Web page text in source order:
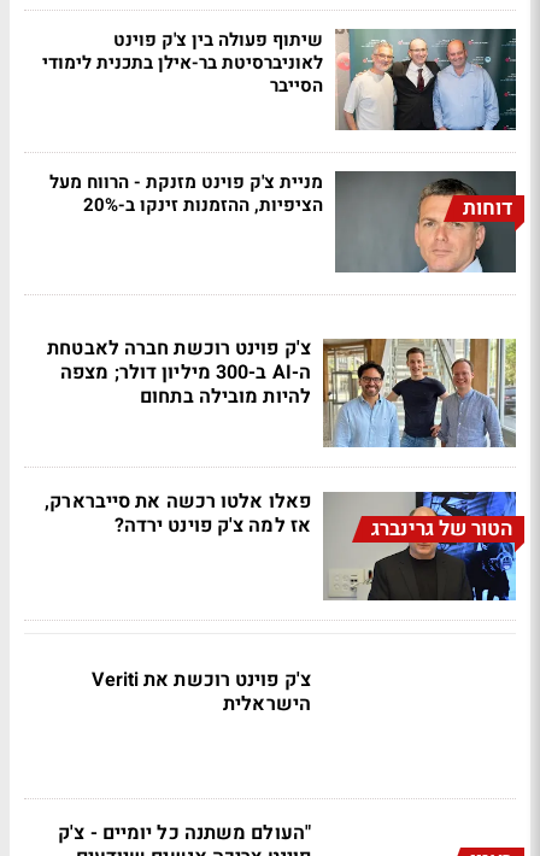
שיתוף פעולה בין צ'ק פוינט
לאוניברסיטת בר-אילן בתכנית לימודי
הסייבר
דוחות
מניית צ'ק פוינט מזנקת - הרווח מעל
הציפיות, ההזמנות זינקו ב-20%
צ'ק פוינט רוכשת חברה לאבטחת
ה-AI ב-300 מיליון דולר; מצפה
להיות מובילה בתחום
הטור של גרינברג
פאלו אלטו רכשה את סייברארק,
אז למה צ'ק פוינט ירדה?
צ'ק פוינט רוכשת את Veriti
הישראלית
"העולם משתנה כל יומיים - צ'ק